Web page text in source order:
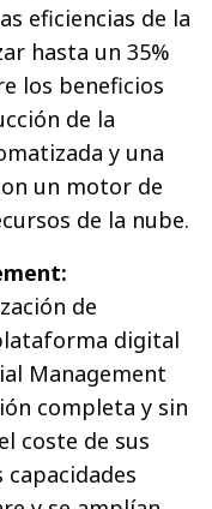
eficiencias de la
hasta un 35%
los beneficios
de la
y una
un motor de
de la nube.
de
digital
Management
completa y sin
coste de sus
capacidades